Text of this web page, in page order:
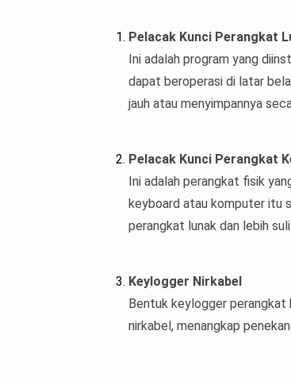
Pelacak Kunci Perangkat
Ini adalah program yang
dapat beroperasi di latar
jauh atau menyimpannya
Pelacak Kunci Perangkat
Ini adalah perangkat fisik
keyboard atau komputer itu
perangkat lunak dan lebih
Keylogger Nirkabel
Bentuk keylogger perangkat
nirkabel, menangkap